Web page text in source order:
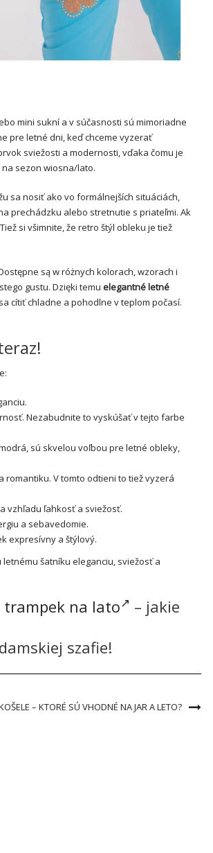
mini sukní a v súčasnosti sú mimoriadne
pre letné dni, keď chceme vyzerať
sviežosti a modernosti, vďaka čomu je
na sezon wiosna/lato.
sa nosiť ako vo formálnejších situáciách,
prechádzku alebo stretnutie s priateľmi. Ak
si všimnite, že retro štýl obleku je tiež
są w różnych kolorach, wzorach i
gustu. Dzięki temu elegantné letné
cítiť chladne a pohodlne v teplom počasí.
Nezabudnite to vyskúšať v tejto farbe
sú skvelou voľbou pre letné obleky,
V tomto odtieni to tiež vyzerá
vzhľadu ľahkosť a sviežosť.
a sebavedomie.
expresívny a štýlový.
šatníku eleganciu, sviežosť a
trampek na lato
– jakie
szafie!
– KTORÉ SÚ VHODNÉ NA JAR A LETO?